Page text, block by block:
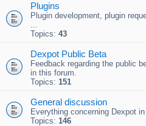
Plugins
Plugin development, plugin
...
Topics: 43
Dexpot Public Beta
Feedback regarding the public
in this forum.
Topics: 151
General discussion
Everything concerning Dexpot
Topics: 146